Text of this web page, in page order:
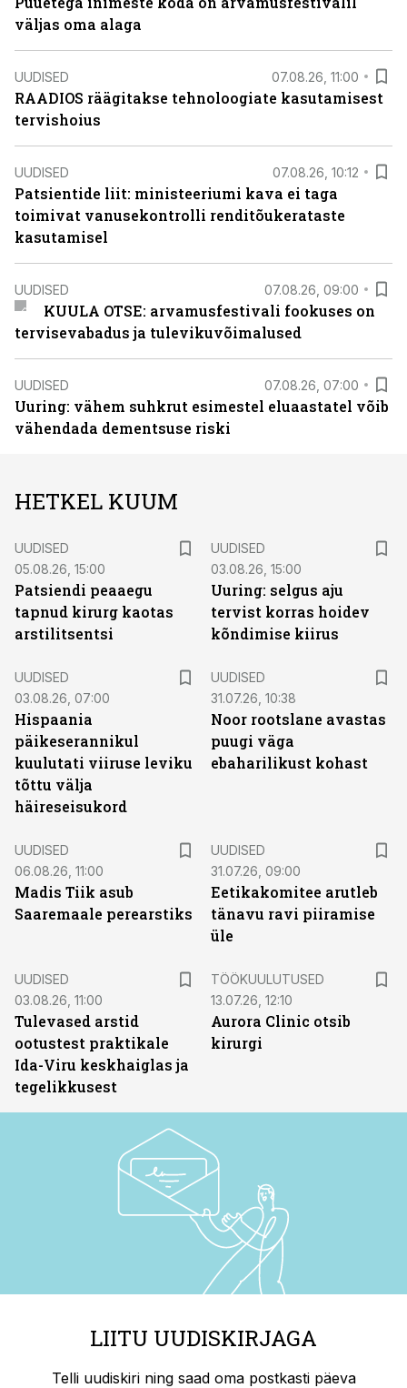
väljas oma alaga
UUDISED 07.08.26, 11:00
RAADIOS räägitakse tehnoloogiate kasutamisest
tervishoius
UUDISED 07.08.26, 10:12
Patsientide liit: ministeeriumi kava ei taga
toimivat vanusekontrolli renditõukerataste
kasutamisel
UUDISED 07.08.26, 09:00
KUULA OTSE: arvamusfestivali fookuses on
tervisevabadus ja tulevikuvõimalused
UUDISED 07.08.26, 07:00
Uuring: vähem suhkrut esimestel eluaastatel võib
vähendada dementsuse riski
HETKEL KUUM
UUDISED
05.08.26, 15:00
Patsiendi peaaegu
tapnud kirurg kaotas
arstilitsentsi
UUDISED
03.08.26, 15:00
Uuring: selgus aju
tervist korras hoidev
kõndimise kiirus
UUDISED
03.08.26, 07:00
Hispaania
päikeserannikul
kuulutati viiruse leviku
tõttu välja
häireseisukord
UUDISED
31.07.26, 10:38
Noor rootslane avastas
puugi väga
ebaharilikust kohast
UUDISED
06.08.26, 11:00
Madis Tiik asub
Saaremaale perearstiks
UUDISED
31.07.26, 09:00
Eetikakomitee arutleb
tänavu ravi piiramise
üle
UUDISED
03.08.26, 11:00
Tulevased arstid
ootustest praktikale
Ida-Viru keskhaiglas ja
tegelikkusest
TÖÖKUULUTUSED
13.07.26, 12:10
Aurora Clinic otsib
kirurgi
LIITU UUDISKIRJAGA
Telli uudiskiri ning saad oma postkasti päeva